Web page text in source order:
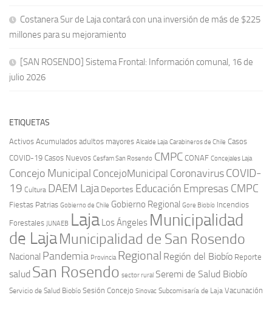
Costanera Sur de Laja contará con una inversión de más de $225
millones para su mejoramiento
[SAN ROSENDO] Sistema Frontal: Información comunal, 16 de
julio 2026
ETIQUETAS
Activos Acumulados adultos mayores Alcalde Laja Carabineros de Chile Casos
COVID-19 Casos Nuevos Cesfam San Rosendo CMPC CONAF Concejales Laja
Concejo Municipal ConcejoMunicipal CoronavirusCOVID-
19 Cultura DAEM Laja Deportes Educación Empresas CMPC
Fiestas Patrias Gobierno de Chile Gobierno Regional Gore Biobío Incendios
Forestales JUNAEB Laja Los Ángeles Municipalidad
de LajaMunicipalidad de San Rosendo
Nacional Pandemia Provincia Regional Región del Biobío Reporte
salud San Rosendo sector rural Seremi de Salud Biobío
Servicio de Salud Biobío Sesión Concejo Sinovac Subcomisaría de Laja Vacunación